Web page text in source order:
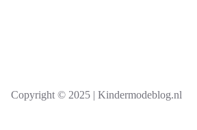
Copyright © 2025 | Kindermodeblog.nl